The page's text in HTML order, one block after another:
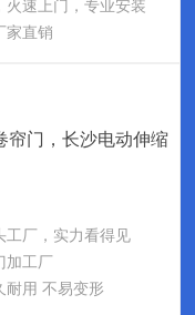
速上门，专业安装
家直销
帘门，长沙电动伸缩
工厂，实力看得见
加工厂
耐用 不易变形